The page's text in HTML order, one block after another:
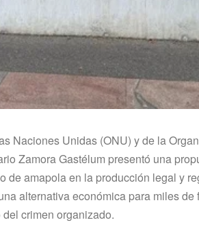
Naciones Unidas (ONU) y de la
Zamora Gastélum presentó una
de amapola en la producción legal y
alternativa económica para miles
crimen organizado.